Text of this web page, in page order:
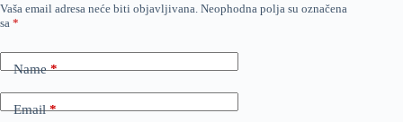
Vaša email adresa neće biti objavljivana. Neophodna polja su označena
sa *
Name*
Email*